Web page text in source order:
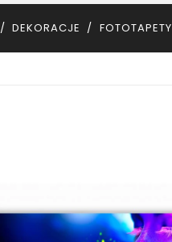
DEKORACJE FOTOTAPETY